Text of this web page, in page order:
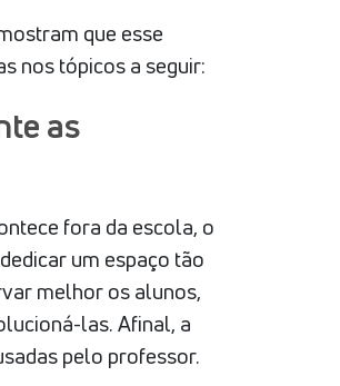
que esse
nos tópicos a seguir:
as
fora da escola, o
um espaço tão
melhor os alunos,
las. Afinal, a
pelo professor.